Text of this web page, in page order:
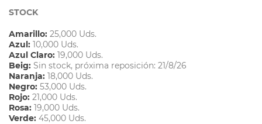
STOCK
Amarillo: 25,000 Uds.
Azul: 10,000 Uds.
Azul Claro: 19,000 Uds.
Beig: Sin stock, próxima reposición: 21/8/26
Naranja: 18,000 Uds.
Negro: 53,000 Uds.
Rojo: 21,000 Uds.
Rosa: 19,000 Uds.
Verde: 45,000 Uds.